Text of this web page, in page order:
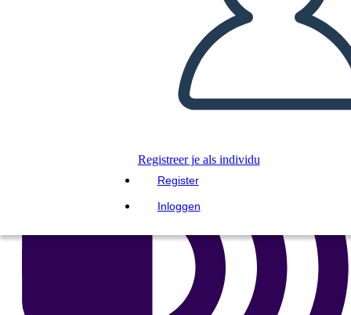
Registreer je als individu
Register
Inloggen
Kopieer dit Storyboard
MAAK EEN STORYBOARD
DIAVOORSTELLING AFSPELEN
LEES MIJ VOOR